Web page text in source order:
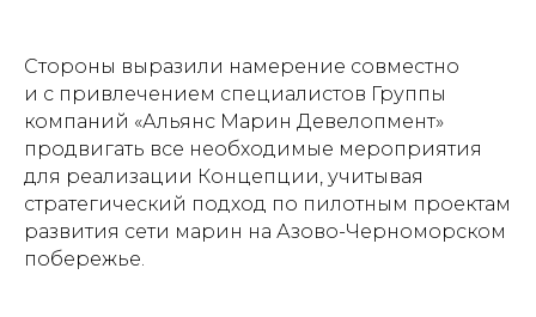
Стороны выразили намерение совместно
и с привлечением специалистов Группы
компаний «Альянс Марин Девелопмент»
продвигать все необходимые мероприятия
для реализации Концепции, учитывая
стратегический подход по пилотным проектам
развития сети марин на Азово-Черноморском
побережье.